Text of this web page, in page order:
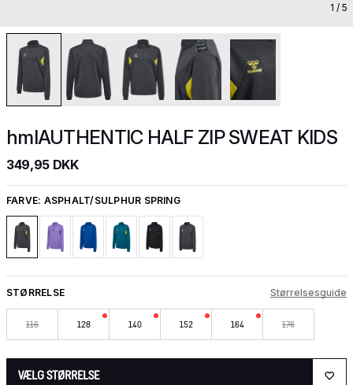
1 / 5
hmlAUTHENTIC HALF ZIP SWEAT KIDS
349,95 DKK
FARVE: ASPHALT/SULPHUR SPRING
STØRRELSE Størrelsesguide
116 128 140 152 164 176
VÆLG STØRRELSE